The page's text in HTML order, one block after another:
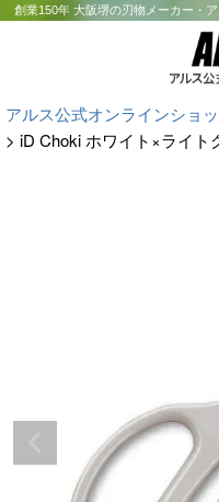
創業150年 大阪堺の刃物メーカー・
アルス公式オンラインショ
iD Choki ホワイト×ライト